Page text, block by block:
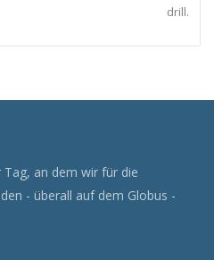
drill.
Tag, an dem wir für die
- überall auf dem Globus -